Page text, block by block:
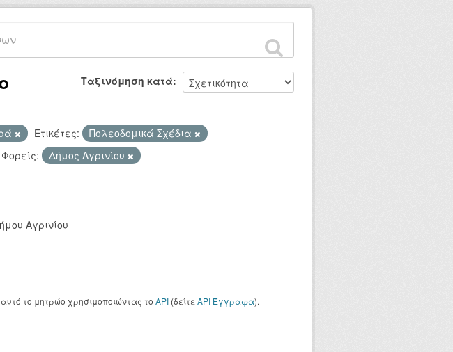
Ταξινόμηση κατά
Ετικέτες:
Πολεοδομικά Σχέδια
Φορείς: Δήμος Αγρινίου
Αγρινίου
το μητρώο χρησιμοποιώντας το API (δείτε API Έγγραφα).